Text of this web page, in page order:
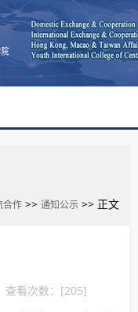
合作 >>通知公示 >> 正文
看次数：[205]